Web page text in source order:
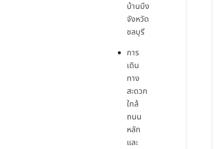
บ้านบึง
จังหวัด
ชลบุรี
การ
เดิน
ทาง
สะดวก
ใกล้
ถนน
หลัก
และ